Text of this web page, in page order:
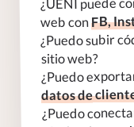
web conFB,
¿Puedo subir
sitio web?
¿Puedo
datos de
¿Puedo